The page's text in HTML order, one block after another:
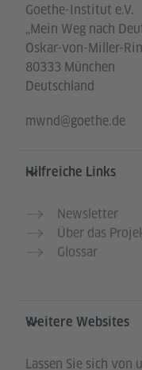
Goethe-Institut e.V.
„Mein Weg nach
Oskar-von-Miller-
80333 München
Deutschland
mwnd@goethe.de
Hilfreiche Links
Newsletter
Über das
Glossar
Weitere Websites
Lassen Sie sich von